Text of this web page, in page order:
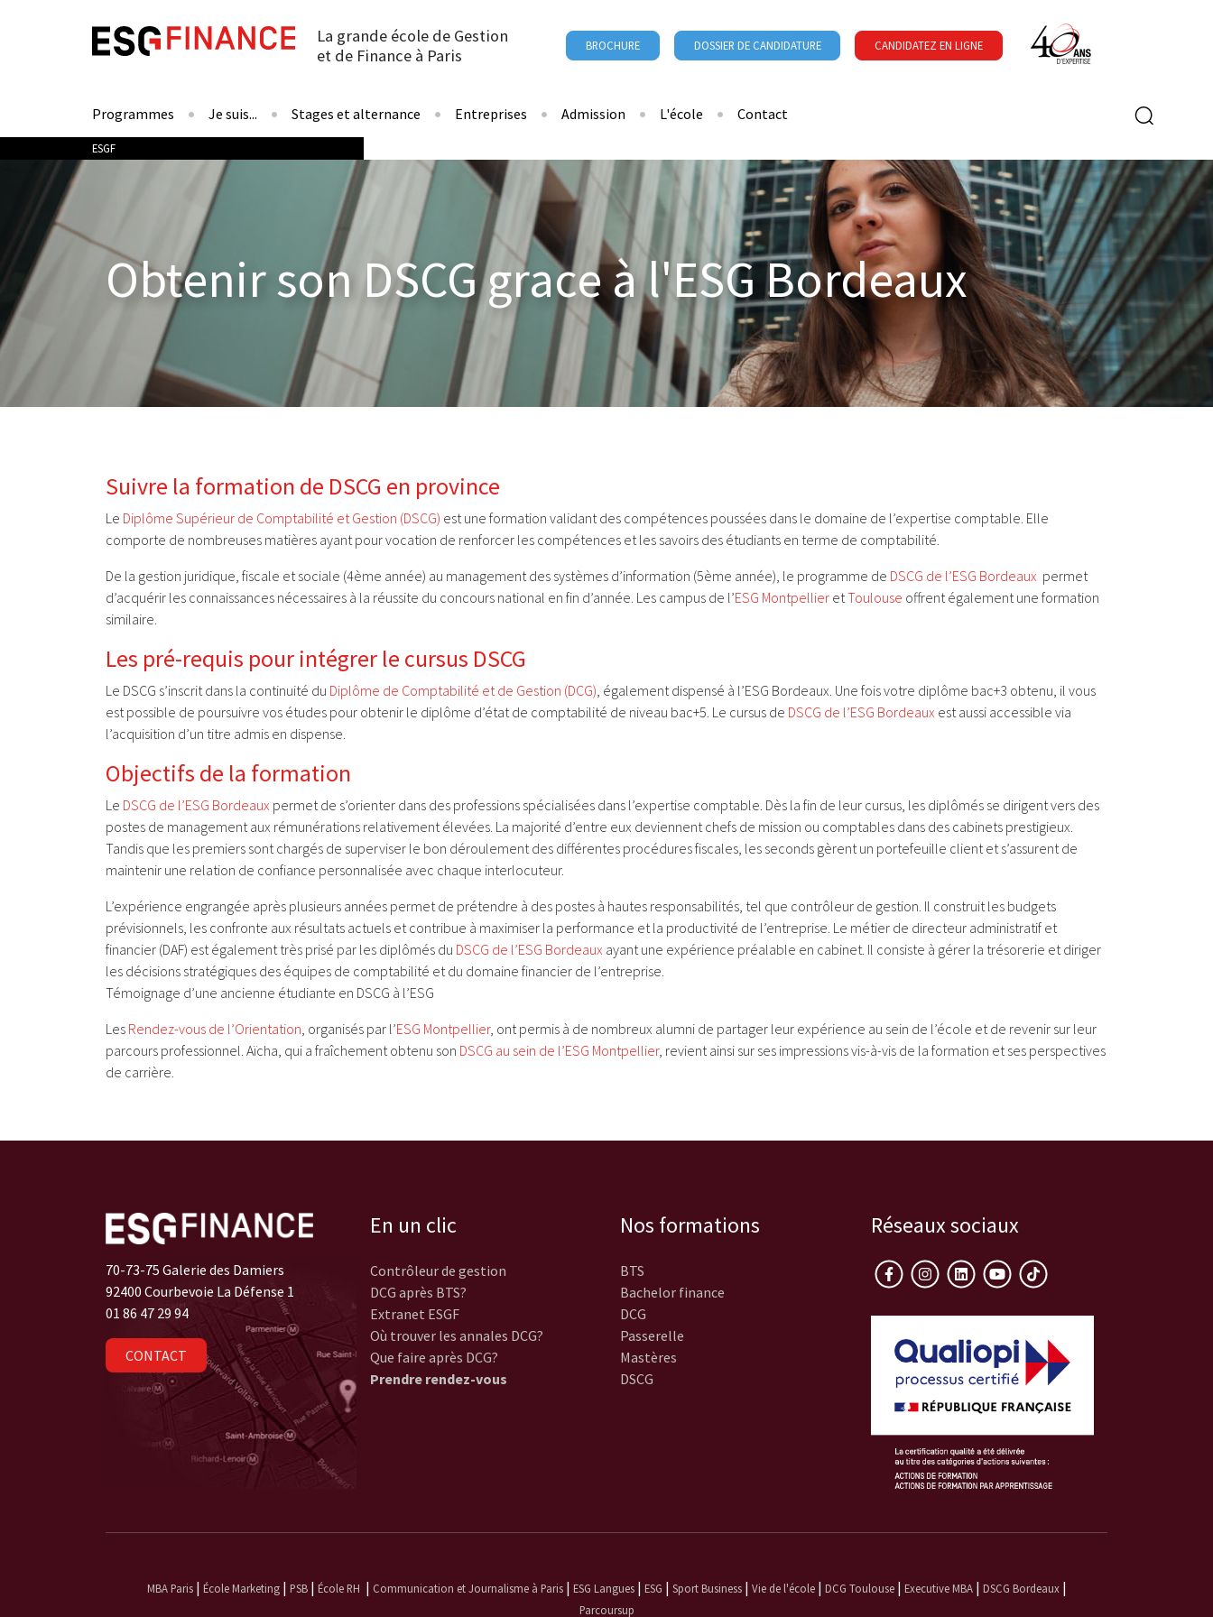
Obtenir son DSCG grace à l'ESG Bordeaux
Suivre la formation de DSCG en province
Le Diplôme Supérieur de Comptabilité et Gestion (DSCG) est une formation validant des compétences poussées dans le domaine de l’expertise comptable. Elle
comporte de nombreuses matières ayant pour vocation de renforcer les compétences et les savoirs des étudiants en terme de comptabilité.
De la gestion juridique, fiscale et sociale (4ème année) au management des systèmes d’information (5ème année), le programme de DSCG de l’ESG Bordeaux permet
d’acquérir les connaissances nécessaires à la réussite du concours national en fin d’année. Les campus de l’ESG Montpellier etToulouse offrent également une formation
similaire.
Les pré-requis pour intégrer le cursus DSCG
Le DSCG s’inscrit dans la continuité du Diplôme de Comptabilité et de Gestion (DCG), également dispensé à l’ESG Bordeaux. Une fois votre diplôme bac+3 obtenu, il vous
est possible de poursuivre vos études pour obtenir le diplôme d’état de comptabilité de niveau bac+5. Le cursus de DSCG de l’ESG Bordeaux est aussi accessible via
l’acquisition d’un titre admis en dispense.
Objectifs de la formation
Le DSCG de l’ESG Bordeaux permet de s’orienter dans des professions spécialisées dans l’expertise comptable. Dès la fin de leur cursus, les diplômés se dirigent vers des
postes de management aux rémunérations relativement élevées. La majorité d’entre eux deviennent chefs de mission ou comptables dans des cabinets prestigieux.
Tandis que les premiers sont chargés de superviser le bon déroulement des différentes procédures fiscales, les seconds gèrent un portefeuille client et s’assurent de
maintenir une relation de confiance personnalisée avec chaque interlocuteur.
L’expérience engrangée après plusieurs années permet de prétendre à des postes à hautes responsabilités, tel que contrôleur de gestion. Il construit les budgets
prévisionnels, les confronte aux résultats actuels et contribue à maximiser la performance et la productivité de l’entreprise. Le métier de directeur administratif et
financier (DAF) est également très prisé par les diplômés du DSCG de l’ESG Bordeaux ayant une expérience préalable en cabinet. Il consiste à gérer la trésorerie et diriger
les décisions stratégiques des équipes de comptabilité et du domaine financier de l’entreprise.
Témoignage d’une ancienne étudiante en DSCG à l’ESG
Les Rendez-vous de l’Orientation, organisés par l’ESG Montpellier, ont permis à de nombreux alumni de partager leur expérience au sein de l’école et de revenir sur leur
parcours professionnel. Aïcha, qui a fraîchement obtenu son DSCG au sein de l’ESG Montpellier, revient ainsi sur ses impressions vis-à-vis de la formation et ses perspectives
de carrière.
La grande école de Gestion
et de Finance à Paris
BROCHURE DOSSIER DE CANDIDATURE CANDIDATEZ EN LIGNE
Programmes Je suis... Stages et alternance Entreprises Admission L'école Contact
Formulaire de recherche
Vous êtes ici
ESGF
70-73-75 Galerie des Damiers
92400 Courbevoie La Défense 1
01 86 47 29 94
CONTACT
En un clic
Contrôleur de gestion
DCG après BTS?
Extranet ESGF
Où trouver les annales DCG?
Que faire après DCG?
Prendre rendez-vous
Nos formations
BTS
Bachelor finance
DCG
Passerelle
Mastères
DSCG
Réseaux sociaux
MBA Paris| École Marketing| PSB| École RH | Communication et Journalisme à Paris| ESG Langues| ESG | Sport Business | Vie de l'école| DCG Toulouse| Executive MBA| DSCG Bordeaux|
Parcoursup